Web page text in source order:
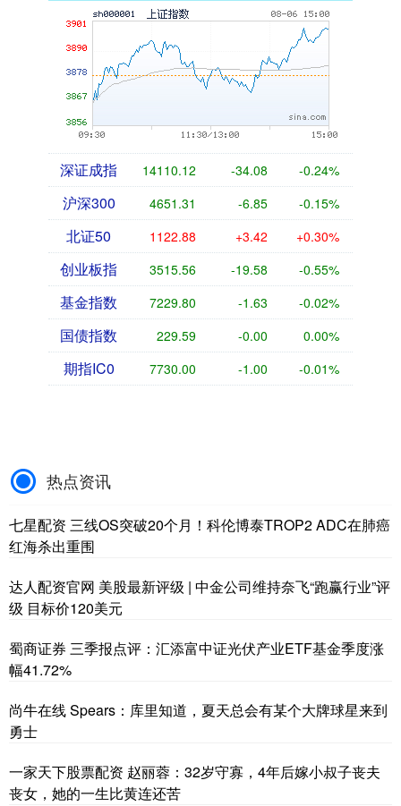
深证成指 14110.12 -34.08 -0.24%
沪深300 4651.31 -6.85 -0.15%
北证50 1122.88 +3.42 +0.30%
创业板指 3515.56 -19.58 -0.55%
基金指数 7229.80 -1.63 -0.02%
国债指数 229.59 -0.00 0.00%
期指IC0 7730.00 -1.00 -0.01%
热点资讯
七星配资 三线OS突破20个月！科伦博泰TROP2 ADC在肺癌
红海杀出重围
达人配资官网 美股最新评级 | 中金公司维持奈飞“跑赢行业”评
级 目标价120美元
蜀商证券 三季报点评：汇添富中证光伏产业ETF基金季度涨
幅41.72%
尚牛在线 Spears：库里知道，夏天总会有某个大牌球星来到
勇士
一家天下股票配资 赵丽蓉：32岁守寡，4年后嫁小叔子丧夫
丧女，她的一生比黄连还苦